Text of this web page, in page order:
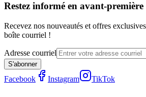
Restez informé en avant-première
Recevez nos nouveautés et offres
boîte courriel !
Adresse courriel
S'abonner
Facebook Instagram TikTok